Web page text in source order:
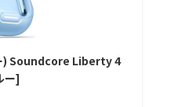
) Soundcore Liberty 4
ー]